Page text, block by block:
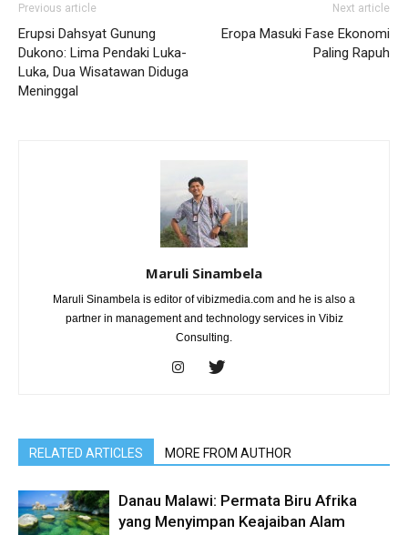
Previous article
Erupsi Dahsyat Gunung
Dukono: Lima Pendaki Luka-
Luka, Dua Wisatawan Diduga
Meninggal
Next article
Eropa Masuki Fase Ekonomi
Paling Rapuh
Maruli Sinambela
Maruli Sinambela is editor of vibizmedia.com and he is also a
partner in management and technology services in Vibiz
Consulting.
RELATED ARTICLES MORE FROM AUTHOR
Danau Malawi: Permata Biru Afrika
yang Menyimpan Keajaiban Alam